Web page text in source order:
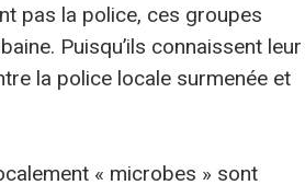
pas la police, ces groupes
Puisqu’ils connaissent leur
la police locale surmenée et
« microbes » sont